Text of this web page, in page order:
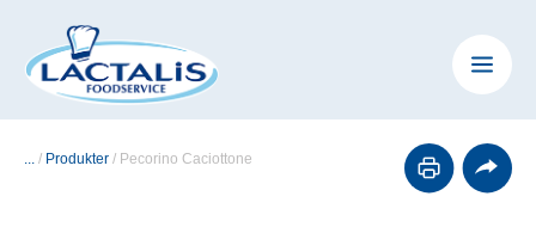
... / Produkter / Pecorino Caciottone